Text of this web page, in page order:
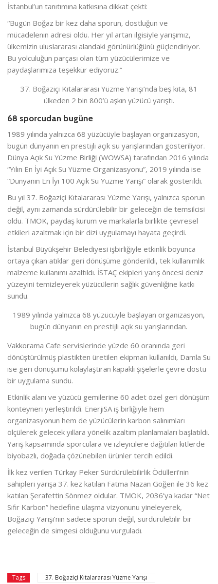
İstanbul’un tanıtımına katkısına dikkat çekti:
“Bugün Boğaz bir kez daha sporun, dostluğun ve
mücadelenin adresi oldu. Her yıl artan ilgisiyle yarışımız,
ülkemizin uluslararası alandaki görünürlüğünü güçlendiriyor.
Bu yolculuğun parçası olan tüm yüzücülerimize ve
paydaşlarımıza teşekkür ediyoruz.”
37. Boğaziçi Kıtalararası Yüzme Yarışı’nda beş kıta, 81
ülkeden 2 bin 800’ü aşkın yüzücü yarıştı.
68 sporcudan bugüne
1989 yılında yalnızca 68 yüzücüyle başlayan organizasyon,
bugün dünyanın en prestijli açık su yarışlarından gösteriliyor.
Dünya Açık Su Yüzme Birliği (WOWSA) tarafından 2016 yılında
“Yılın En İyi Açık Su Yüzme Organizasyonu”, 2019 yılında ise
“Dünyanın En İyi 100 Açık Su Yüzme Yarışı” olarak gösterildi.
Bu yıl 37. Boğaziçi Kıtalararası Yüzme Yarışı, yalnızca sporun
değil, aynı zamanda sürdürülebilir bir geleceğin de temsilcisi
oldu. TMOK, paydaş kurum ve markalarla birlikte çevresel
etkileri azaltmak için bir dizi uygulamayı hayata geçirdi.
İstanbul Büyükşehir Belediyesi işbirliğiyle etkinlik boyunca
ortaya çıkan atıklar geri dönüşüme gönderildi, tek kullanımlık
malzeme kullanımı azaltıldı. İSTAÇ ekipleri yarış öncesi deniz
yüzeyini temizleyerek yüzücülerin sağlık güvenliğine katkı
sundu.
1989 yılında yalnızca 68 yüzücüyle başlayan organizasyon,
bugün dünyanın en prestijli açık su yarışlarından.
Vakkorama Cafe servislerinde yüzde 60 oranında geri
dönüştürülmüş plastikten üretilen ekipman kullanıldı, Damla Su
ise geri dönüşümü kolaylaştıran kapaklı şişelerle çevre dostu
bir uygulama sundu.
Etkinlik alanı ve yüzücü gemilerine 60 adet özel geri dönüşüm
konteyneri yerleştirildi. EnerjiSA iş birliğiyle hem
organizasyonun hem de yüzücülerin karbon salınımları
ölçülerek gelecek yıllara yönelik azaltım planlamaları başlatıldı.
Yarış kapsamında sporculara ve izleyicilere dağıtılan kitlerde
biyobazlı, doğada çözünebilen ürünler tercih edildi.
İlk kez verilen Türkay Peker Sürdürülebilirlik Ödülleri’nin
sahipleri yarışa 37. kez katılan Fatma Nazan Göğen ile 36 kez
katılan Şerafettin Sönmez oldular. TMOK, 2036’ya kadar “Net
Sıfır Karbon” hedefine ulaşma vizyonunu yineleyerek,
Boğaziçi Yarışı’nın sadece sporun değil, sürdürülebilir bir
geleceğin de simgesi olduğunu vurguladı.
Tags 37. Boğaziçi Kıtalararası Yüzme Yarışı